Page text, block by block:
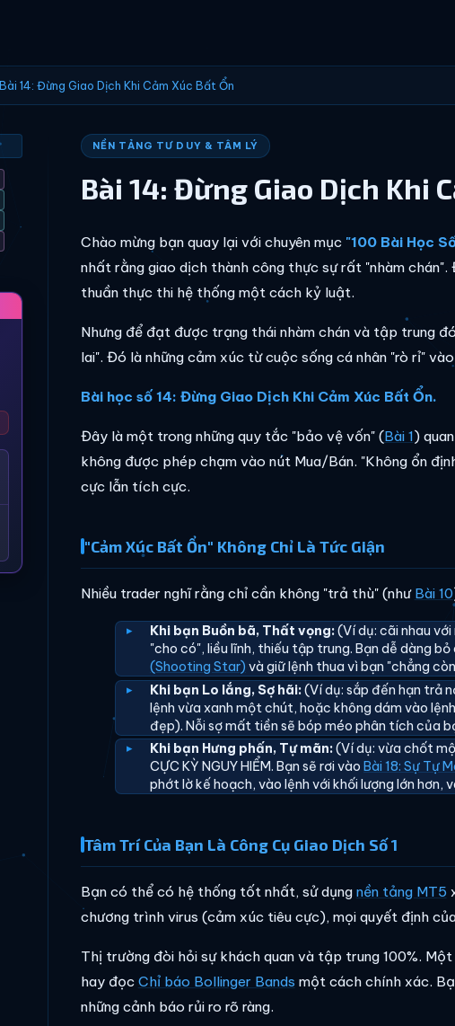
Bài 14: Đừng Giao Dịch Khi Cảm Xúc Bất Ổn
NỀN TẢNG TƯ DUY & TÂM LÝ
Bài 14: Đừng Giao Dịch Khi
Chào mừng bạn quay lại với chuyên mục "100 Bài Học
nhất rằng giao dịch thành công thực sự rất "nhàm
thuần thực thi hệ thống một cách kỷ luật.
Nhưng để đạt được trạng thái nhàm chán và tập trung
lai". Đó là những cảm xúc từ cuộc sống cá nhân "rò rỉ"
Bài học số 14: Đừng Giao Dịch Khi Cảm Xúc Bất Ổn.
Đây là một trong những quy tắc "bảo vệ vốn" (Bài 1)
không được phép chạm vào nút Mua/Bán. "Không ổn
cực lẫn tích cực.
"Cảm Xúc Bất Ổn" Không Chỉ Là Tức Giận
Nhiều trader nghĩ rằng chỉ cần không "trả thù" (như Bài 10
Khi bạn Buồn bã, Thất vọng:(Ví dụ: cãi nhau
"cho có", liều lĩnh, thiếu tập trung. Bạn dễ dàng
(Shooting Star) và giữ lệnh thua vì bạn "chẳng
Khi bạn Lo lắng, Sợ hãi:(Ví dụ: sắp đến hạn trả
lệnh vừa xanh một chút, hoặc không dám vào
đẹp). Nỗi sợ mất tiền sẽ bóp méo phân tích của
Khi bạn Hưng phấn, Tự mãn:(Ví dụ: vừa chốt
CỰC KỲ NGUY HIỂM. Bạn sẽ rơi vàoBài 18: Sự Tự
phớt lờ kế hoạch, vào lệnh với khối lượng lớn hơn,
Tâm Trí Của Bạn Là Công Cụ Giao Dịch Số 1
Bạn có thể có hệ thống tốt nhất, sử dụng nền tảng MT5
chương trình virus (cảm xúc tiêu cực), mọi quyết định
Thị trường đòi hỏi sự khách quan và tập trung 100%.
hay đọc Chỉ báo Bollinger Bands một cách chính xác.
những cảnh báo rủi ro rõ ràng.